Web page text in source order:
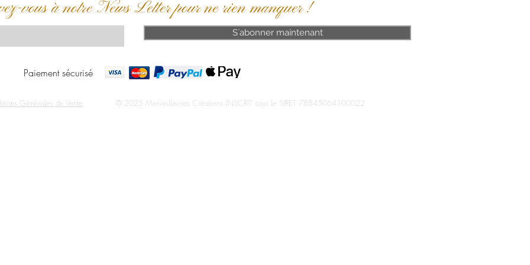
vous à notre News Letter pour ne rien manquer !
S`abonner maintenant
Paiement sécurisé
Générales de Vente © 2025 Merveilleuses Créations INSCRIT sous le SIRET 78845064100022